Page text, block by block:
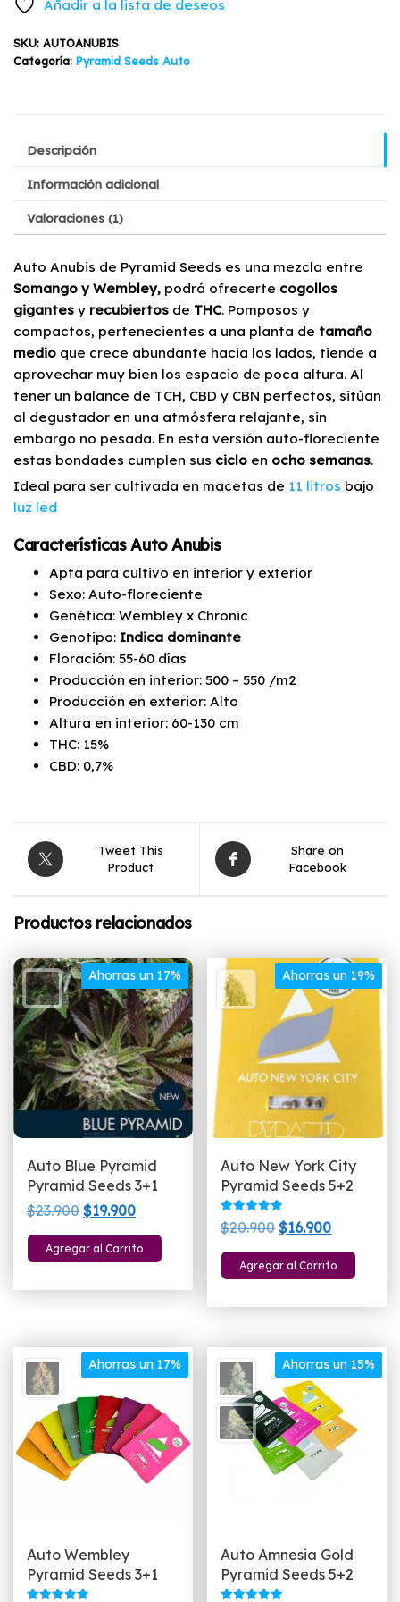
$24.900.$19.900.
Seeds
3+1
cantidad
Añadir a la lista de deseos
SKU: AUTOANUBIS
Categoría: Pyramid Seeds Auto
Descripción
Información adicional
Valoraciones (1)
Auto Anubis de Pyramid Seeds es una mezcla entre
Somango y Wembley, podrá ofrecerte cogollos
gigantes y recubiertos de THC. Pomposos y
compactos, pertenecientes a una planta de tamaño
medio que crece abundante hacia los lados, tiende a
aprovechar muy bien los espacio de poca altura. Al
tener un balance de TCH, CBD y CBN perfectos, sitúan
al degustador en una atmósfera relajante, sin
embargo no pesada. En esta versión auto-floreciente
estas bondades cumplen sus ciclo en ocho semanas.
Ideal para ser cultivada en macetas de 11 litros bajo
luz led
Características Auto Anubis
Apta para cultivo en interior y exterior
Sexo: Auto-floreciente
Genética: Wembley x Chronic
Genotipo: Indica dominante
Floración: 55-60 días
Producción en interior: 500 – 550 /m2
Producción en exterior: Alto
Altura en interior: 60-130 cm
THC: 15%
CBD: 0,7%
Tweet This
Product
Share on
Facebook
Productos relacionados
Ahorras un 17%
Auto Blue Pyramid
Pyramid Seeds 3+1
$23.900 El
precio
original
$19.900El
precio
actual
Agregar al Carrito
Ahorras un 19%
Auto New York City
Pyramid Seeds 5+2
Valorado
con
de 5
$20.900El
precio
original
$16.900El
precio
actual
Agregar al Carrito
Ahorras un 17%
Auto Wembley
Pyramid Seeds 3+1
Ahorras un 15%
Auto Amnesia Gold
Pyramid Seeds 5+2